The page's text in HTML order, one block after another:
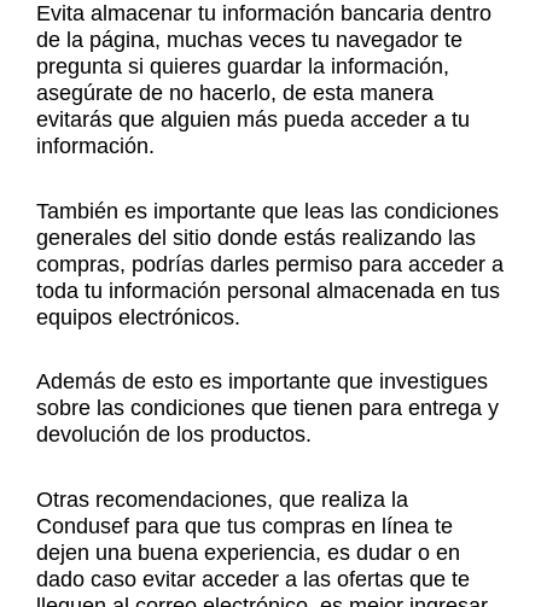
Evita almacenar tu información bancaria dentro
de la página, muchas veces tu navegador te
pregunta si quieres guardar la información,
asegúrate de no hacerlo, de esta manera
evitarás que alguien más pueda acceder a tu
información.
También es importante que leas las condiciones
generales del sitio donde estás realizando las
compras, podrías darles permiso para acceder a
toda tu información personal almacenada en tus
equipos electrónicos.
Además de esto es importante que investigues
sobre las condiciones que tienen para entrega y
devolución de los productos.
Otras recomendaciones, que realiza la
Condusef para que tus compras en línea te
dejen una buena experiencia, es dudar o en
dado caso evitar acceder a las ofertas que te